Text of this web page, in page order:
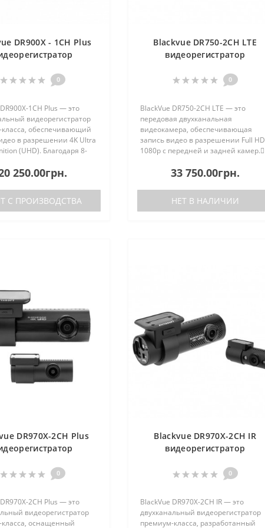
DR900X - 1CH Plus
0
1CH Plus — это
видеорегистратор
обеспечивающий
в разрешении 4K Ultra
(UHD). Благодаря 8-
углу обзора 162°,
фиксирует мельчайш..
250.00грн.
С ПРОИЗВОДСТВА
Blackvue DR750-2CH LTE
видеорегистратор
0
BlackVue DR750-2CH LTE — это
передовая двухканальная
видеокамера, обеспечивающая
запись видео в разрешении Full HD
1080p с передней и задней камер.
модулем, который позволяет всегда
быть подключенным к облачному
сервису ..
33 750.00грн.
НЕТ В НАЛИЧИИ
DR970X-2CH Plus
0
2CH Plus — это
видеорегистратор
оснащенный
Blackvue DR970X-2CH IR
видеорегистратор
0
BlackVue DR970X-2CH IR — это
двухканальный видеорегистратор
премиум-класса, разработанный